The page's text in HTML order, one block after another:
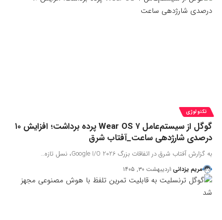
تکنولوژی
گوگل از سیستم‌عامل Wear OS ۷ پرده برداشت؛ افزایش ۱۰
درصدی شارژدهی ساعت_آفتاب شرق
به گزارش آفتاب شرق در اتفاقات بزرگ Google I/O 2026، نسل تازه…
مریم یزدانی اردیبهشت ۳۰, ۱۴۰۵